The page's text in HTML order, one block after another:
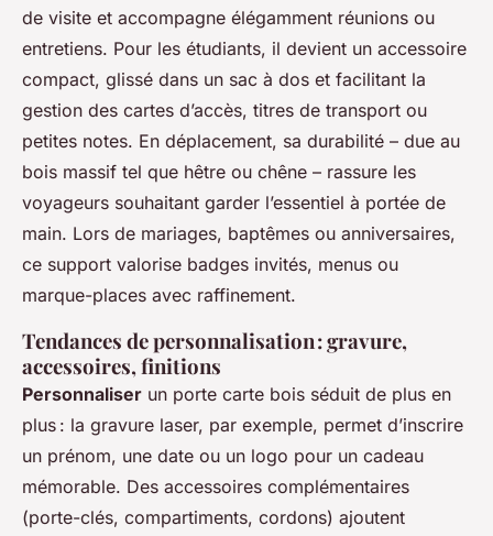
de visite et accompagne élégamment réunions ou
entretiens. Pour les étudiants, il devient un accessoire
compact, glissé dans un sac à dos et facilitant la
gestion des cartes d’accès, titres de transport ou
petites notes. En déplacement, sa durabilité – due au
bois massif tel que hêtre ou chêne – rassure les
voyageurs souhaitant garder l’essentiel à portée de
main. Lors de mariages, baptêmes ou anniversaires,
ce support valorise badges invités, menus ou
marque-places avec raffinement.
Tendances de personnalisation : gravure,
accessoires, finitions
Personnaliser un porte carte bois séduit de plus en
plus : la gravure laser, par exemple, permet d’inscrire
un prénom, une date ou un logo pour un cadeau
mémorable. Des accessoires complémentaires
(porte-clés, compartiments, cordons) ajoutent